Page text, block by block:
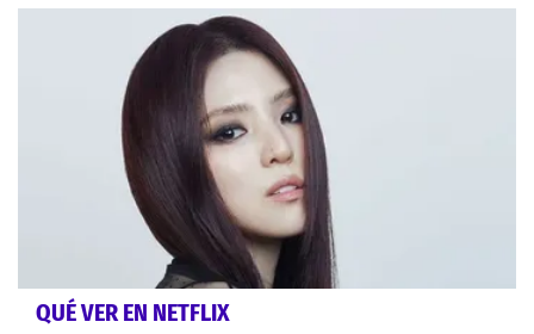
QUÉ VER EN NETFLIX